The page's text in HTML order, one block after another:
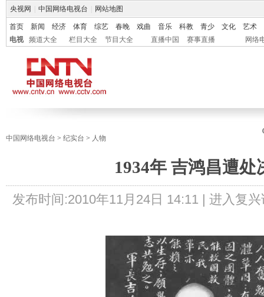
央视网 中国网络电视台 网站地图
首页 新闻 经济 体育 综艺 春晚 戏曲 音乐 科教 青少 文化
艺术
电视
频道大全 栏目大全 节目大全 直播中国 赛事直播 网络
中国网络电视台 > 纪实台 > 人物
1934年 吉鸿昌遭处
发布时间:2010年11月24日 14:11 | 进入复兴